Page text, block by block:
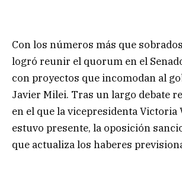
Con los números más que
logró reunir el quorum en el
con proyectos que incomodan al
Javier Milei. Tras un largo debate
en el que la vicepresidenta
estuvo presente, la oposición
que actualiza los haberes